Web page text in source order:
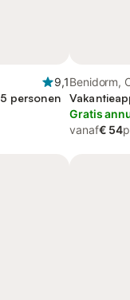
9,1
personen
Benidorm,
Gratis
vanaf€ 54